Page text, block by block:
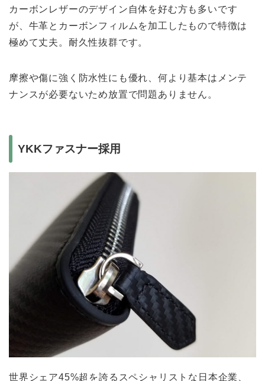
カーボンレザーのデザイン自体を好む方も多いです
が、牛革とカーボンフィルムを加工したもので特徴は
極めて丈夫。耐久性抜群です。
摩擦や傷に強く防水性にも優れ、何より基本はメンテ
ナンスが必要ないため放置で問題ありません。
YKKファスナー採用
世界シェア45%超を誇るスペシャリストな日本企業、